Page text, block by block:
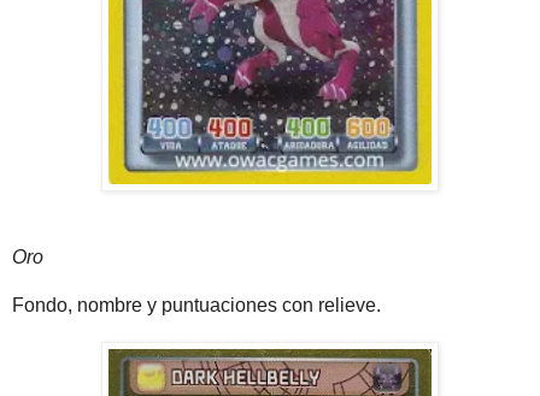
Oro
Fondo, nombre y puntuaciones con relieve.